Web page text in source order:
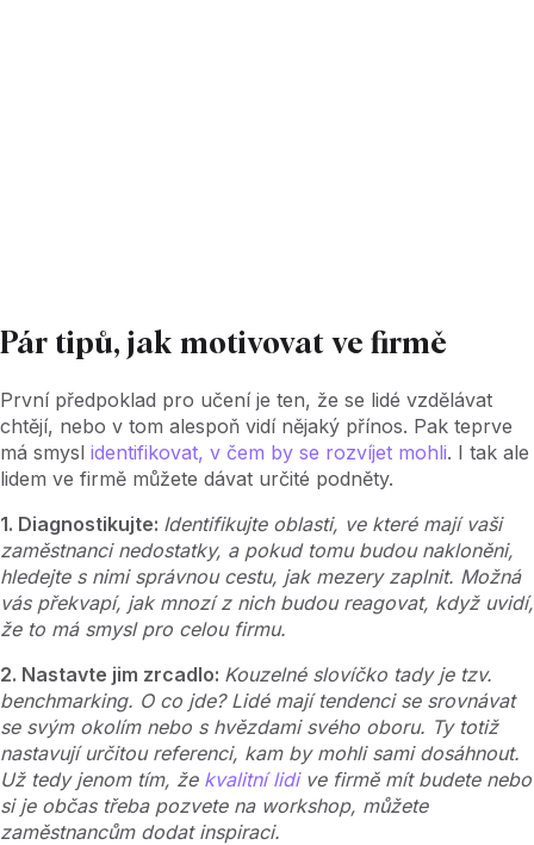
Pár tipů, jak motivovat ve firmě
První předpoklad pro učení je ten, že se lidé vzdělávat
chtějí, nebo v tom alespoň vidí nějaký přínos. Pak teprve
má smysl identifikovat, v čem by se rozvíjet mohli. I tak ale
lidem ve firmě můžete dávat určité podněty.
1. Diagnostikujte: Identifikujte oblasti, ve které mají vaši
zaměstnanci nedostatky, a pokud tomu budou nakloněni,
hledejte s nimi správnou cestu, jak mezery zaplnit. Možná
vás překvapí, jak mnozí z nich budou reagovat, když uvidí,
že to má smysl pro celou firmu.
2. Nastavte jim zrcadlo: Kouzelné slovíčko tady je tzv.
benchmarking. O co jde? Lidé mají tendenci se srovnávat
se svým okolím nebo s hvězdami svého oboru. Ty totiž
nastavují určitou referenci, kam by mohli sami dosáhnout.
Už tedy jenom tím, že kvalitní lidive firmě mít budete nebo
si je občas třeba pozvete na workshop, můžete
zaměstnancům dodat inspiraci.